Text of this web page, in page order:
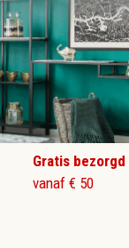
Gratis bezorgd
vanaf € 50